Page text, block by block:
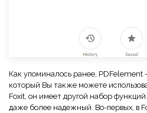
Как упоминалось ранее, PDFelement
который Вы также можете
Foxit, он имеет другой набор
даже более надежный. Во-первых, в